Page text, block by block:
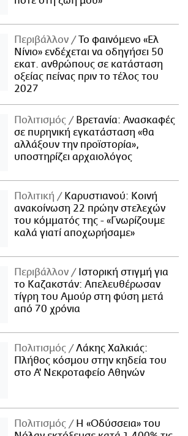
Περιβάλλον
Το φαινόμενο «Ελ
Νίνιο» ενδέχεται να οδηγήσει 50
εκατ. ανθρώπους σε κατάσταση
οξείας πείνας πριν το τέλος του
2027
Πολιτισμός
Βρετανία: Ανασκαφές
σε πυρηνική εγκατάσταση «θα
αλλάξουν την προϊστορία»,
υποστηρίζει αρχαιολόγος
Πολιτική
Καρυστιανού: Κοινή
ανακοίνωση 22 πρώην στελεχών
του κόμματός της - «Γνωρίζουμε
καλά γιατί αποχωρήσαμε»
Περιβάλλον
Ιστορική στιγμή για
το Καζακστάν: Απελευθέρωσαν
τίγρη του Αμούρ στη φύση μετά
από 70 χρόνια
Πολιτισμός
Λάκης Χαλκιάς:
Πλήθος κόσμου στην κηδεία του
στο Α' Νεκροταφείο Αθηνών
Πολιτισμός
Η «Οδύσσεια» του